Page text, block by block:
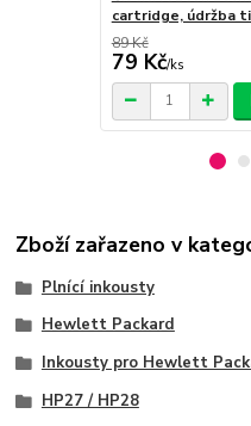
cartridge, údržba
89 Kč
79 Kč/ks
Zboží zařazeno v
Plnící inkousty
Hewlett Packard
Inkousty pro Hewlett
HP27 / HP28